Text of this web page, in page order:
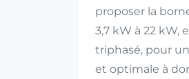
proposer la
3,7 kW à 22 kW,
triphasé, pour
et optimale à